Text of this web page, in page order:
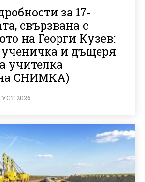
за 17-
свързвана с
на Георги Кузев:
ученичка и дъщеря
учителка
СНИМКА)
2026